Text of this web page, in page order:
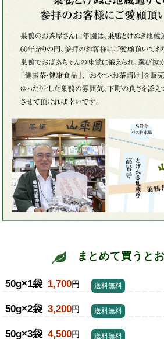
まとめて買うと
50g×1袋 1,700円 送料無料
50g×2袋 3,200円 送料無料
50g×3袋 4,500円 送料無料